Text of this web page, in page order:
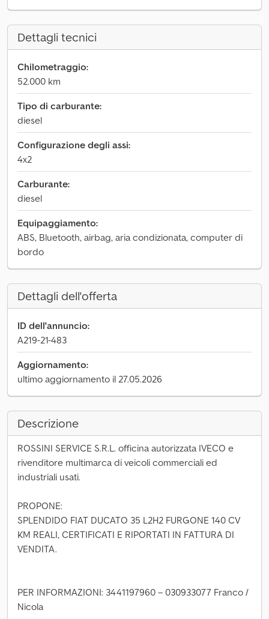
Dettagli tecnici
Chilometraggio:
52.000 km
Tipo di carburante:
diesel
Configurazione degli assi:
4x2
Carburante:
diesel
Equipaggiamento:
ABS, Bluetooth, airbag, aria condizionata, computer di
bordo
Dettagli dell'offerta
ID dell'annuncio:
A219-21-483
Aggiornamento:
ultimo aggiornamento il 27.05.2026
Descrizione
ROSSINI SERVICE S.R.L. officina autorizzata IVECO e
rivenditore multimarca di veicoli commerciali ed
industriali usati.
PROPONE:
SPLENDIDO FIAT DUCATO 35 L2H2 FURGONE 140 CV
KM REALI, CERTIFICATI E RIPORTATI IN FATTURA DI
VENDITA.
PER INFORMAZIONI: 3441197960 – 030933077 Franco /
Nicola